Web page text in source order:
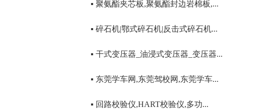
▪ 聚氨酯夹芯板,聚氨酯封边岩棉板,...
▪ 碎石机|鄂式碎石机|反击式碎石机...
▪ 干式变压器_油浸式变压器_变压器...
▪ 东莞学车网,东莞驾校网,东莞学车...
▪ 回路校验仪,HART校验仪,多功...